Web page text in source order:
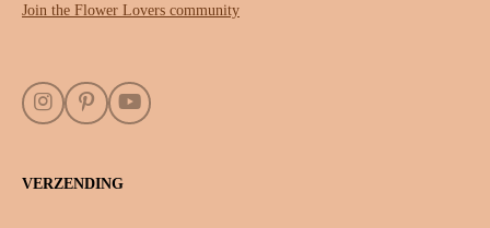
Join the Flower Lovers community
I
a
P
e
Y
VERZENDING